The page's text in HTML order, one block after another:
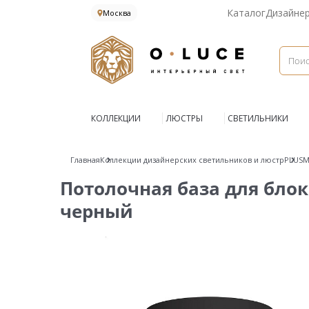
Москва Каталог
КОЛЛЕКЦИИ ЛЮСТРЫ СВЕТИЛЬНИКИ
ГлавнаяКоллекции дизайнерских светильников и люстр
Потолочная база для
черный